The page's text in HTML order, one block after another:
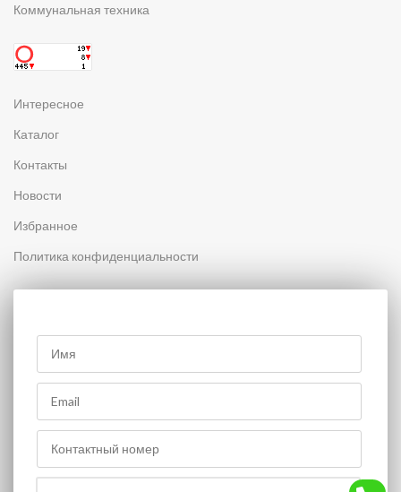
Коммунальная техника
Интересное
Каталог
Контакты
Новости
Избранное
Политика конфиденциальности